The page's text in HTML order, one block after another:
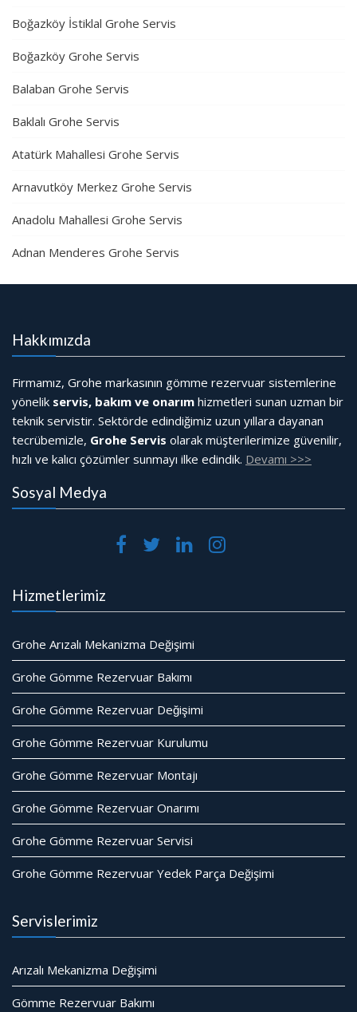
Boğazköy İstiklal Grohe Servis
Boğazköy Grohe Servis
Balaban Grohe Servis
Baklalı Grohe Servis
Atatürk Mahallesi Grohe Servis
Arnavutköy Merkez Grohe Servis
Anadolu Mahallesi Grohe Servis
Adnan Menderes Grohe Servis
Hakkımızda
Firmamız, Grohe markasının gömme rezervuar sistemlerine
yönelik servis, bakım ve onarım hizmetleri sunan uzman bir
teknik servistir. Sektörde edindiğimiz uzun yıllara dayanan
tecrübemizle, Grohe Servis olarak müşterilerimize güvenilir,
hızlı ve kalıcı çözümler sunmayı ilke edindik. Devamı >>>
Sosyal Medya
Hizmetlerimiz
Grohe Arızalı Mekanizma Değişimi
Grohe Gömme Rezervuar Bakımı
Grohe Gömme Rezervuar Değişimi
Grohe Gömme Rezervuar Kurulumu
Grohe Gömme Rezervuar Montajı
Grohe Gömme Rezervuar Onarımı
Grohe Gömme Rezervuar Servisi
Grohe Gömme Rezervuar Yedek Parça Değişimi
Servislerimiz
Arızalı Mekanizma Değişimi
Gömme Rezervuar Bakımı